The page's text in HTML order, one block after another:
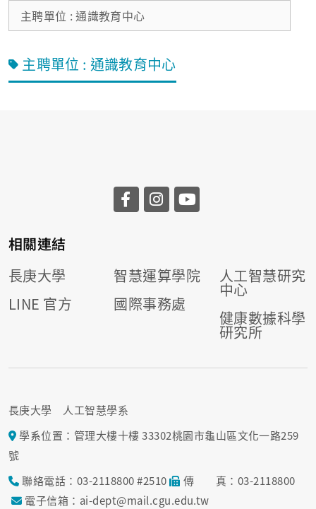
主聘單位 : 通識教育中心
主聘單位 : 通識教育中心
相關連結
長庚大學
LINE 官方
智慧運算學院
國際事務處
人工智慧研究
中心
健康數據科學
研究所
長庚大學 人工智慧學系
學系位置：管理大樓十樓 33302桃園市龜山區文化一路259
號
聯絡電話：03-2118800 #2510
傳 真：03-2118800
電子信箱：ai-dept@mail.cgu.edu.tw